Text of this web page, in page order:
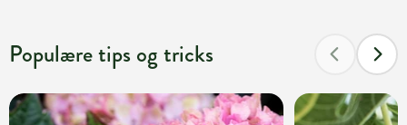
Populære tips og tricks